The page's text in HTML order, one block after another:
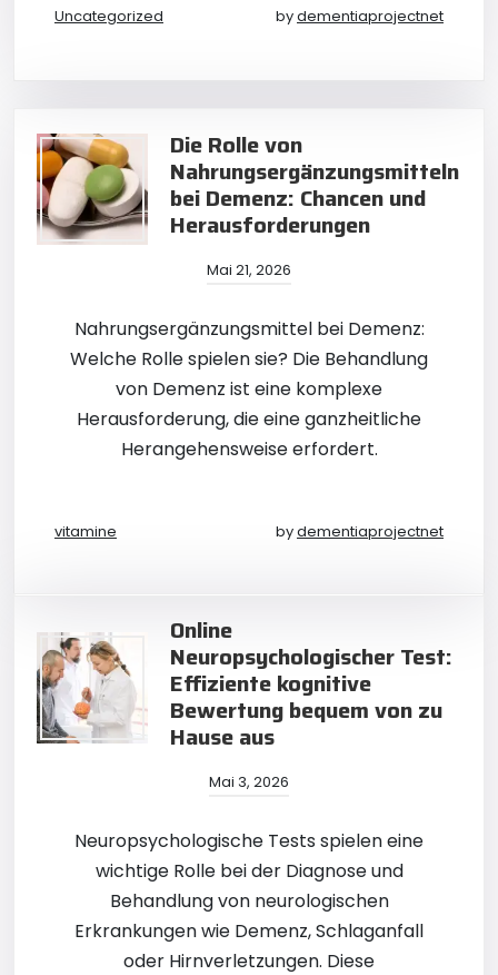
Uncategorized bydementiaprojectnet
Die Rolle von
Nahrungsergänzungsmitteln
bei Demenz: Chancen und
Herausforderungen
Mai 21, 2026
Nahrungsergänzungsmittel bei Demenz:
Welche Rolle spielen sie? Die Behandlung
von Demenz ist eine komplexe
Herausforderung, die eine ganzheitliche
Herangehensweise erfordert.
vitamine bydementiaprojectnet
Online
Neuropsychologischer Test:
Effiziente kognitive
Bewertung bequem von zu
Hause aus
Mai 3, 2026
Neuropsychologische Tests spielen eine
wichtige Rolle bei der Diagnose und
Behandlung von neurologischen
Erkrankungen wie Demenz, Schlaganfall
oder Hirnverletzungen. Diese